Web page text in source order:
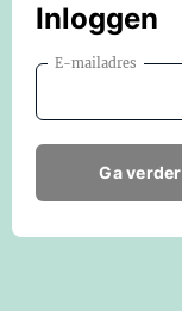
Inloggen
E-mailadres
Ga verder